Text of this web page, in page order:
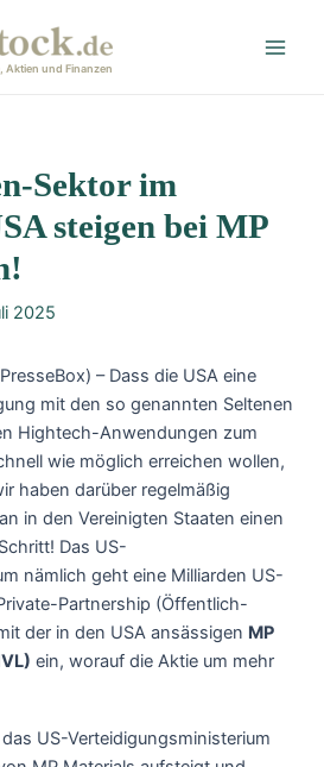
Aktien und Finanzen
Sektor im
steigen bei MP
2025
– Dass die USA eine
mit den so genannten Seltenen
Hightech-Anwendungen zum
wie möglich erreichen wollen,
haben darüber regelmäßig
in den Vereinigten Staaten einen
Das US-
nämlich geht eine Milliarden US-
Partnership (Öffentlich-
der in den USA ansässigen MP
ein, worauf die Aktie um mehr
US-Verteidigungsministerium